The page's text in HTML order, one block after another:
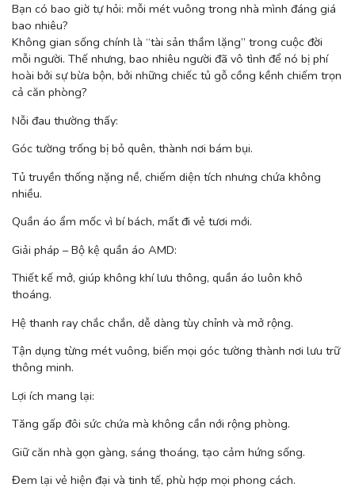
Bạn có bao giờ tự hỏi: mỗi mét vuông trong nhà mình đáng giá
bao nhiêu?
Không gian sống chính là “tài sản thầm lặng” trong cuộc đời
mỗi người. Thế nhưng, bao nhiêu người đã vô tình để nó bị phí
hoài bởi sự bừa bộn, bởi những chiếc tủ gỗ cồng kềnh chiếm trọn
cả căn phòng?
Nỗi đau thường thấy:
Góc tường trống bị bỏ quên, thành nơi bám bụi.
Tủ truyền thống nặng nề, chiếm diện tích nhưng chứa không
nhiều.
Quần áo ẩm mốc vì bí bách, mất đi vẻ tươi mới.
Giải pháp – Bộ kệ quần áo AMD:
Thiết kế mở, giúp không khí lưu thông, quần áo luôn khô
thoáng.
Hệ thanh ray chắc chắn, dễ dàng tùy chỉnh và mở rộng.
Tận dụng từng mét vuông, biến mọi góc tường thành nơi lưu trữ
thông minh.
Lợi ích mang lại:
Tăng gấp đôi sức chứa mà không cần nới rộng phòng.
Giữ căn nhà gọn gàng, sáng thoáng, tạo cảm hứng sống.
Đem lại vẻ hiện đại và tinh tế, phù hợp mọi phong cách.